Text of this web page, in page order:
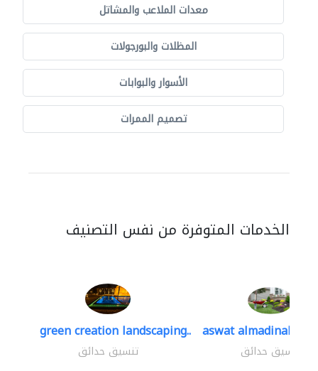
معدات الملاعب والمشاتل
المظلات والبورجولات
الأسوار والبوابات
تصميم الممرات
الخدمات المتوفرة من نفس التصنيف
green creation landscaping..
تنسيق حدائق
aswat almadinah
تنسيق حدائق